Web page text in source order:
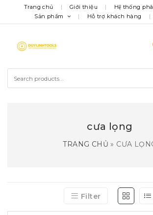
Trang chủ Giới thiệu
Hệ thống
Sản phẩm
Hỗ trợ khách hàng
cưa lọng
TRANG CHỦ » CƯA
Filter